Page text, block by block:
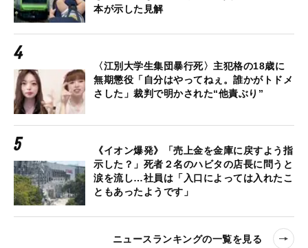
本が示した見解
〈江別大学生集団暴行死〉主犯格の18歳に
無期懲役「自分はやってねぇ。誰かがトドメ
さした」裁判で明かされた“他責ぶり”
《イオン爆発》「売上金を金庫に戻すよう指
示した？」死者２名のハビタの店長に問うと
涙を流し…社員は「入口によっては入れたこ
ともあったようです」
ニュースランキングの一覧を見る